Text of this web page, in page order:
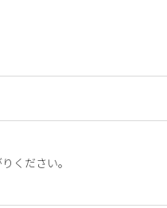
ください。